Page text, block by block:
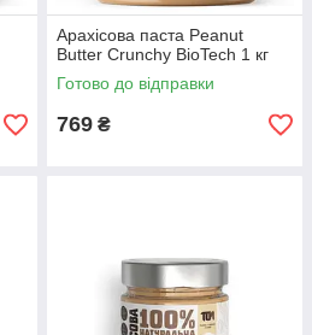
Арахісова паста Peanut
Butter Crunchy BioTech 1 кг
Готово до відправки
769 ₴